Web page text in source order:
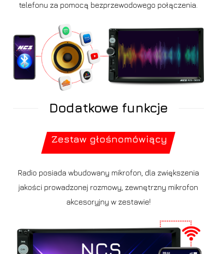
telefonu za pomocą bezprzewodowego połączenia.
Dodatkowe funkcje
Zestaw głośnomówiący
Radio posiada wbudowany mikrofon, dla zwiększenia
jakości prowadzonej rozmowy, zewnętrzny mikrofon
akcesoryjny w zestawie!